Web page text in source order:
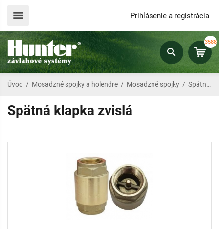
Prihlásenie a registrácia
3588
Úvod / Mosadzné spojky a holendre / Mosadzné spojky / Spätná klapka zvislá
Spätná klapka zvislá